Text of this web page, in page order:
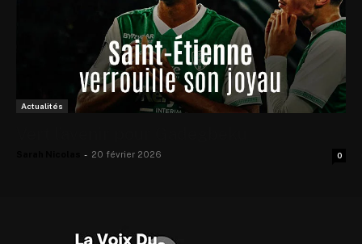
Actualités
- 20 février 2026 0